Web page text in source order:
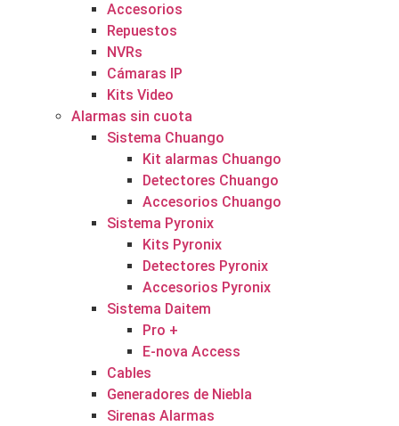
Accesorios
Repuestos
NVRs
Cámaras IP
Kits Video
Alarmas sin cuota
Sistema Chuango
Kit alarmas Chuango
Detectores Chuango
Accesorios Chuango
Sistema Pyronix
Kits Pyronix
Detectores Pyronix
Accesorios Pyronix
Sistema Daitem
Pro +
E-nova Access
Cables
Generadores de Niebla
Sirenas Alarmas